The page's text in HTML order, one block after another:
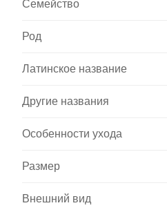
Семейство
Род
Латинское название
Другие названия
Особенности ухода
Размер
Внешний вид